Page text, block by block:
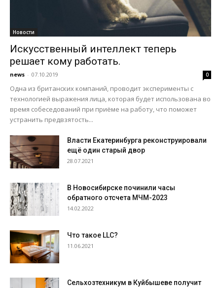
Новости
Искусственный интеллект теперь
решает кому работать.
news - 07.10.2019 0
Одна из британских компаний, проводит эксперименты с
технологией выражения лица, которая будет использована во
время собеседований при приёме на работу, что поможет
устранить предвзятость...
Власти Екатеринбурга реконструировали
ещё один старый двор
28.07.2021
В Новосибирске починили часы
обратного отсчета МЧМ-2023
14.02.2022
Что такое LLC?
11.06.2021
Сельхозтехникум в Куйбышеве получит